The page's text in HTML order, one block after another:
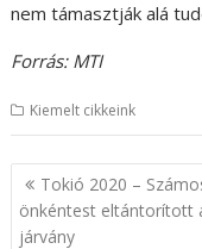
nem támasztják alá
Forrás: MTI
Kiemelt cikkeink
B
e
Tokió 2020 –
önkéntest eltántorított
járvány